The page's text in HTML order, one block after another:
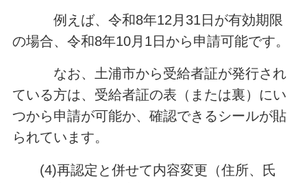
例えば、令和8年12月31日が有効期限
の場合、令和8年10月1日から申請可能です。
なお、土浦市から受給者証が発行され
ている方は、受給者証の表（または裏）にい
つから申請が可能か、確認できるシールが貼
られています。
(4)再認定と併せて内容変更（住所、氏